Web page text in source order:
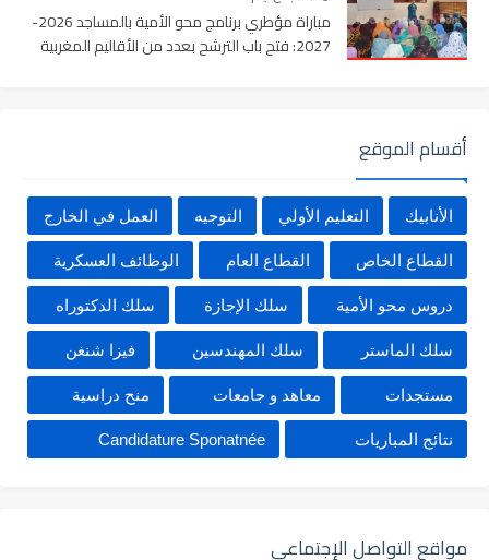
مباراة مؤطري برنامج محو الأمية بالمساجد 2026-
2027: فتح باب الترشح بعدد من الأقاليم المغربية
أقسام الموقع
الأنابيك التعليم الأولي التوجيه العمل في الخارج
القطاع الخاص القطاع العام الوظائف العسكرية
دروس محو الأمية سلك الإجازة سلك الدكتوراه
سلك الماستر سلك المهندسين فيزا شنغن
مستجدات معاهد و جامعات منح دراسية
نتائج المباريات Candidature Sponatnée
مواقع التواصل الإجتماعي